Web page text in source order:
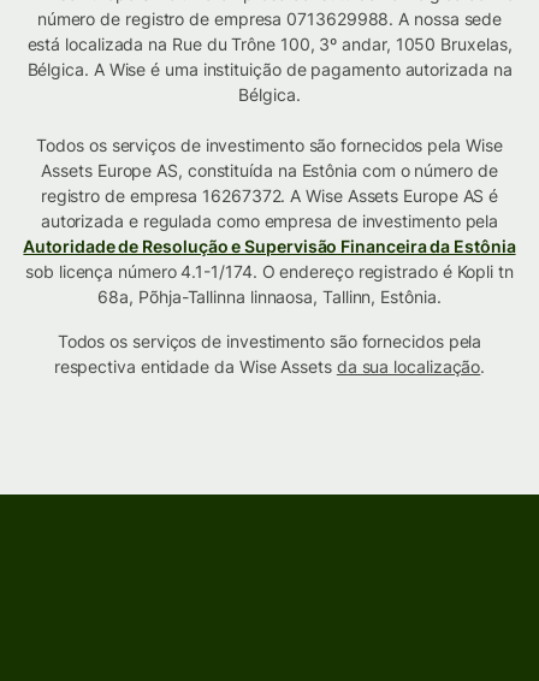
número de registro de empresa 0713629988. A nossa sede
está localizada na Rue du Trône 100, 3º andar, 1050 Bruxelas,
Bélgica. A Wise é uma instituição de pagamento autorizada na
Bélgica.
Todos os serviços de investimento são fornecidos pela Wise
Assets Europe AS, constituída na Estônia com o número de
registro de empresa 16267372. A Wise Assets Europe AS é
autorizada e regulada como empresa de investimento pela
Autoridade de Resolução e Supervisão Financeira da Estônia
sob licença número 4.1-1/174. O endereço registrado é Kopli tn
68a, Põhja-Tallinna linnaosa, Tallinn, Estônia.
Todos os serviços de investimento são fornecidos pela
respectiva entidade da Wise Assets da sua localização.